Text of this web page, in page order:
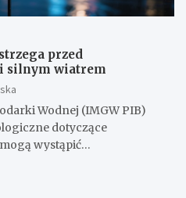
przed
silnym wiatrem
Wodnej (IMGW PIB)
dotyczące
wystąpić…